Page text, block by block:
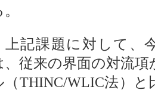
記課題に対して、
、従来の界面の対流
（THINC/WLIC法）